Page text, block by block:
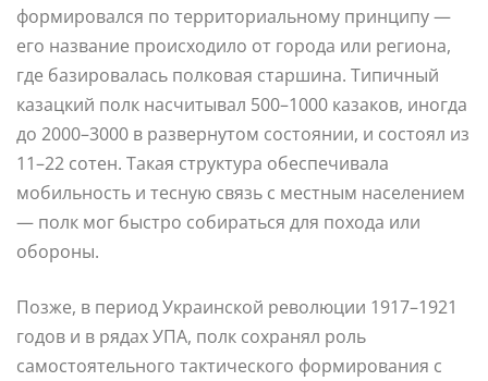
формировался по территориальному принципу —
его название происходило от города или региона,
где базировалась полковая старшина. Типичный
казацкий полк насчитывал 500–1000 казаков, иногда
до 2000–3000 в развернутом состоянии, и состоял из
11–22 сотен. Такая структура обеспечивала
мобильность и тесную связь с местным населением
— полк мог быстро собираться для похода или
обороны.
Позже, в период Украинской революции 1917–1921
годов и в рядах УПА, полк сохранял роль
самостоятельного тактического формирования с